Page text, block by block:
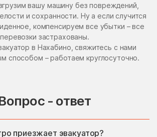
вашу машину без повреждений,
и сохранности. Ну а если случится
компенсируем все убытки – все
перевозки застрахованы.
в Нахабино, свяжитесь с нами
способом – работаем круглосуточно.
- ответ
приезжает эвакуатор?